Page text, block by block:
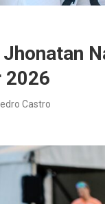
Jhonatan
2026
Castro